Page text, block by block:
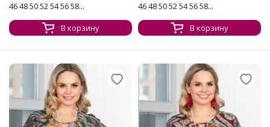
46 48 50 52 54 56 58...
В корзину
46 48 50 52 54 56 58...
В корзину